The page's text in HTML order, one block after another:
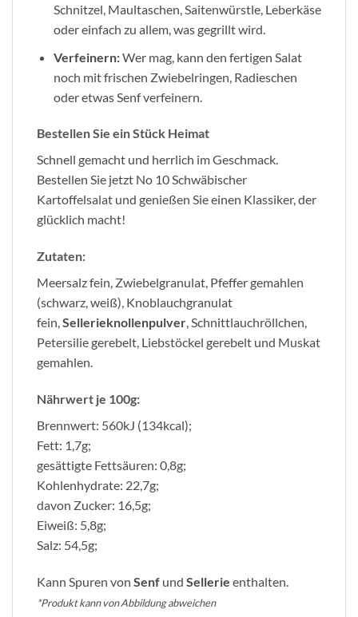
Schnitzel, Maultaschen, Saitenwürstle, Leberkäse
oder einfach zu allem, was gegrillt wird.
Verfeinern:Wer mag, kann den fertigen Salat
noch mit frischen Zwiebelringen, Radieschen
oder etwas Senf verfeinern.
Bestellen Sie ein Stück Heimat
Schnell gemacht und herrlich im Geschmack.
Bestellen Sie jetzt No 10 Schwäbischer
Kartoffelsalat und genießen Sie einen Klassiker, der
glücklich macht!
Zutaten:
Meersalz fein, Zwiebelgranulat, Pfeffer gemahlen
(schwarz, weiß), Knoblauchgranulat
fein,Sellerieknollenpulver, Schnittlauchröllchen,
Petersilie gerebelt, Liebstöckel gerebelt und Muskat
gemahlen.
Nährwert je 100g:
Brennwert: 560kJ (134kcal);
Fett: 1,7g;
gesättigte Fettsäuren: 0,8g;
Kohlenhydrate: 22,7g;
davon Zucker: 16,5g;
Eiweiß: 5,8g;
Salz: 54,5g;
Kann Spuren von Senf und Sellerie enthalten.
*Produkt kann von Abbildung abweichen